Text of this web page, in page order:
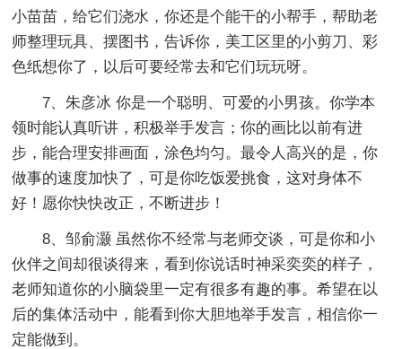
小苗苗，给它们浇水，你还是个能干的小帮手，帮助老
师整理玩具、摆图书，告诉你，美工区里的小剪刀、彩
色纸想你了，以后可要经常去和它们玩玩呀。
7、朱彦冰 你是一个聪明、可爱的小男孩。你学本
领时能认真听讲，积极举手发言；你的画比以前有进
步，能合理安排画面，涂色均匀。最令人高兴的是，你
做事的速度加快了，可是你吃饭爱挑食，这对身体不
好！愿你快快改正，不断进步！
8、邹俞灏 虽然你不经常与老师交谈，可是你和小
伙伴之间却很谈得来，看到你说话时神采奕奕的样子，
老师知道你的小脑袋里一定有很多有趣的事。希望在以
后的集体活动中，能看到你大胆地举手发言，相信你一
定能做到。